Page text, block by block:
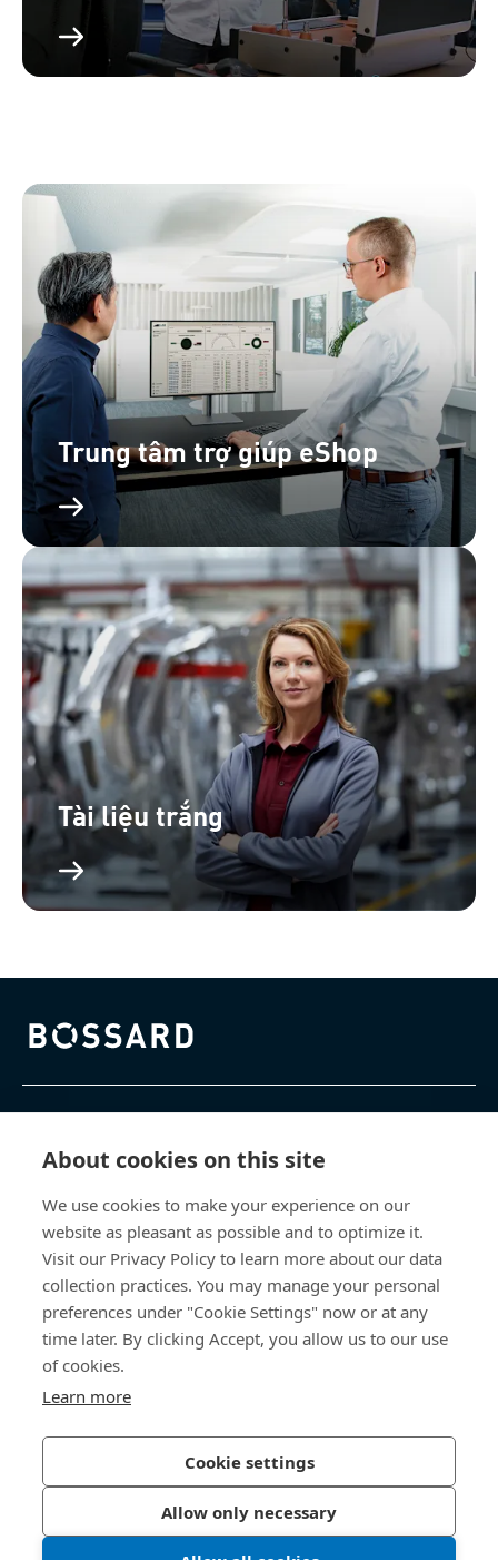
About cookies on this site
We use cookies to make your experience on our
website as pleasant as possible and to optimize it.
Visit our Privacy Policy to learn more about our data
collection practices. You may manage your personal
preferences under "Cookie Settings" now or at any
time later. By clicking Accept, you allow us to our use
of cookies.
Learn more
Cookie settings
Allow only necessary
Trung tâm trợ giúp eShop
Tài liệu trắng
Bossard homepage
Truy cập trực tiếp
Về Chúng Tôi
Bossard Việt Nam
80 - 82 Nguyễn Văn Kỉnh